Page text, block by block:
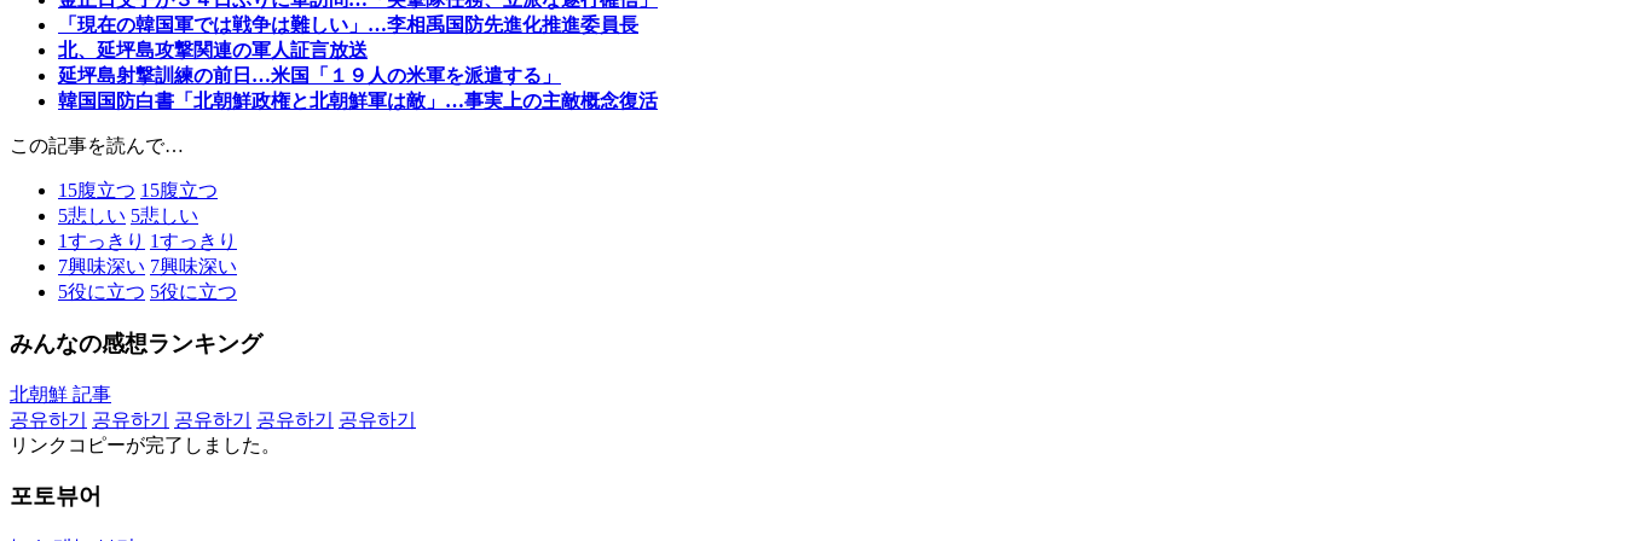
「現在の韓国軍では戦争は難しい」…李相禹国防先進化推進委員長
北、延坪島攻撃関連の軍人証言放送
延坪島射撃訓練の前日…米国「１９人の米軍を派遣する」
韓国国防白書「北朝鮮政権と北朝鮮軍は敵」…事実上の主敵概念復活
この記事を読んで…
15腹立つ 15腹立つ
5悲しい 5悲しい
1すっきり 1すっきり
7興味深い 7興味深い
5役に立つ 5役に立つ
みんなの感想ランキング
北朝鮮 記事
공유하기
공유하기 공유하기 공유하기
공유하기
リンクコピーが完了しました。
포토뷰어